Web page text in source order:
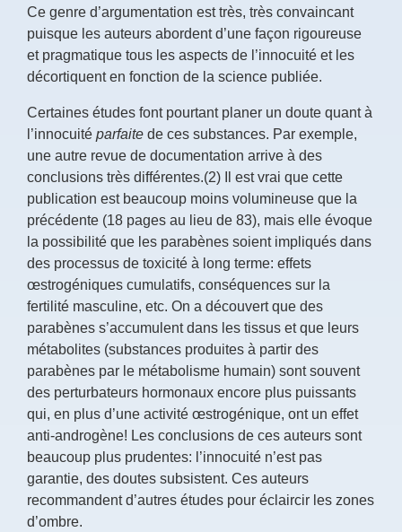
Ce genre d’argumentation est très, très convaincant
puisque les auteurs abordent d’une façon rigoureuse
et pragmatique tous les aspects de l’innocuité et les
décortiquent en fonction de la science publiée.
Certaines études font pourtant planer un doute quant à
l’innocuitéparfaitede ces substances. Par exemple,
une autre revue de documentation arrive à des
conclusions très différentes.(2) Il est vrai que cette
publication est beaucoup moins volumineuse que la
précédente (18 pages au lieu de 83), mais elle évoque
la possibilité que les parabènes soient impliqués dans
des processus de toxicité à long terme: effets
œstrogéniques cumulatifs, conséquences sur la
fertilité masculine, etc. On a découvert que des
parabènes s’accumulent dans les tissus et que leurs
métabolites (substances produites à partir des
parabènes par le métabolisme humain) sont souvent
des perturbateurs hormonaux encore plus puissants
qui, en plus d’une activité œstrogénique, ont un effet
anti-androgène! Les conclusions de ces auteurs sont
beaucoup plus prudentes: l’innocuité n’est pas
garantie, des doutes subsistent. Ces auteurs
recommandent d’autres études pour éclaircir les zones
d’ombre.